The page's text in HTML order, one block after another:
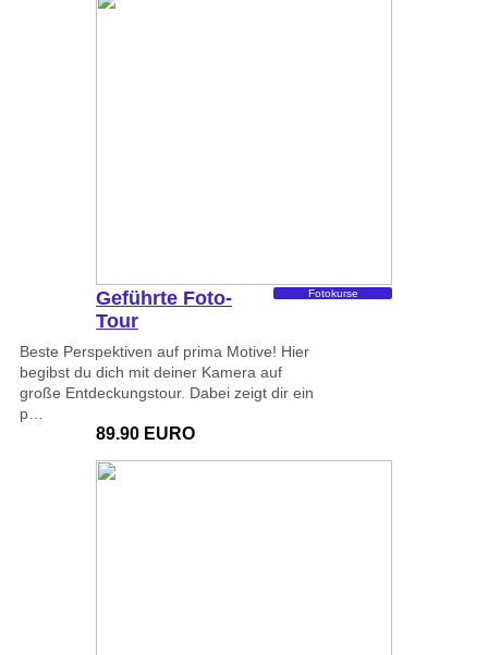
Geführte Foto-
Tour
Fotokurse
Beste Perspektiven auf prima Motive! Hier
begibst du dich mit deiner Kamera auf
große Entdeckungstour. Dabei zeigt dir ein
p…
89.90 EURO